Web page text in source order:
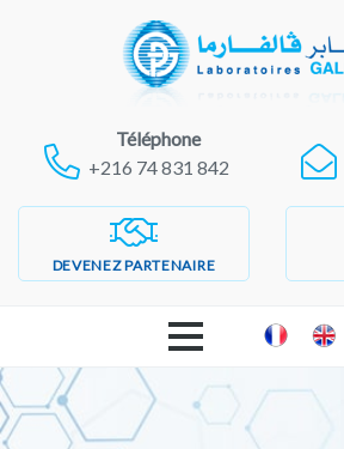
Téléphone
+216 74 831 842
DEVENEZ PARTENAIRE
ACCUEIL